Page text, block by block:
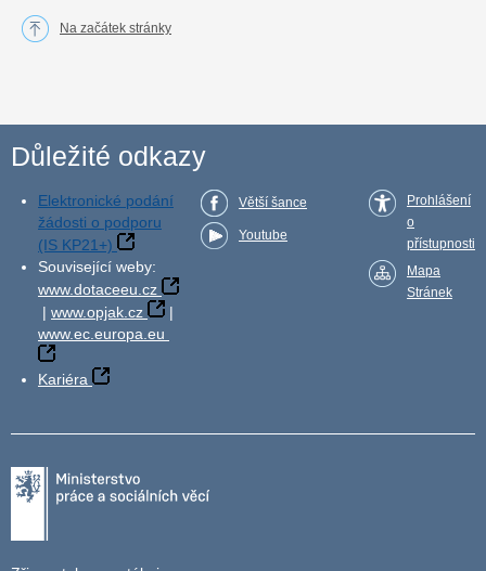
Na začátek stránky
Důležité odkazy
Elektronické podání
žádosti o podporu
(IS KP21+)
Související weby:
www.dotaceeu.cz
| www.opjak.cz
|
www.ec.europa.eu
Kariéra
Větší šance
Youtube
Prohlášení
o
přístupnosti
Mapa
Stránek